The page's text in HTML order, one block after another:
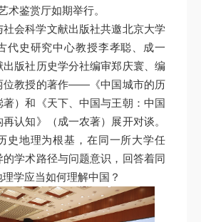
术鉴赏厅如期举行。
社会科学文献出版社共邀北京大学
代史研究中心教授李孝聪、成一
版社历史学分社编审郑庆寰、编
位教授的著作——《中国城市的历
著）和《天下、中国与王朝：中国
认知》（成一农著）展开对谈。
史地理为根基，在同一所大学任
学术路径与问题意识，回答着同
学应当如何理解中国？